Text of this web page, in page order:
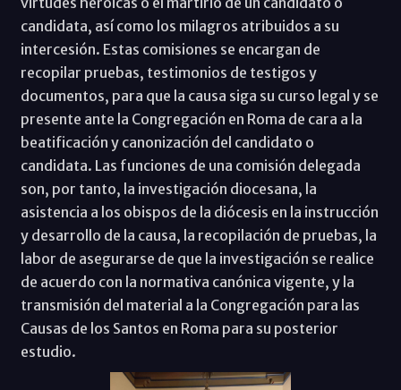
candidata, así como los milagros atribuidos a su
intercesión. Estas comisiones se encargan de
recopilar pruebas, testimonios de testigos y
documentos, para que la causa siga su curso legal y se
presente ante la Congregación en Roma de cara a la
beatificación y canonización del candidato o
candidata. Las funciones de una comisión delegada
son, por tanto, la investigación diocesana, la
asistencia a los obispos de la diócesis en la instrucción
y desarrollo de la causa, la recopilación de pruebas, la
labor de asegurarse de que la investigación se realice
de acuerdo con la normativa canónica vigente, y la
transmisión del material a la Congregación para las
Causas de los Santos en Roma para su posterior
estudio.